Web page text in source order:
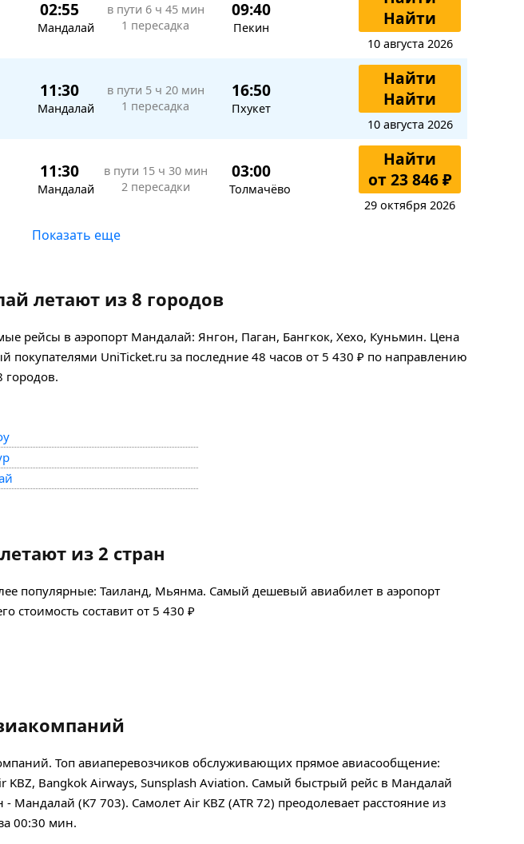
02:55
Мандалай
в пути 6 ч 45 мин
1 пересадка
09:40
Пекин
Найти
10 августа 2026
11:30
Мандалай
в пути 5 ч 20 мин
1 пересадка
16:50
Пхукет
Найти
Найти
10 августа 2026
11:30
Мандалай
в пути 15 ч 30 мин
2 пересадки
03:00
Толмачёво
Найти
от 23 846 ₽
29 октября 2026
Показать еще
летают из 8 городов
рейсы в аэропорт Мандалай: Янгон, Паган, Бангкок, Хехо, Куньмин. Цена
UniTicket.ru за последние 48 часов от 5 430 ₽ по направлению
городов.
из 2 стран
популярные: Таиланд, Мьянма. Самый дешевый авиабилет в аэропорт
составит от 5 430 ₽
Топ авиаперевозчиков обслуживающих прямое авиасообщение:
KBZ, Bangkok Airways, Sunsplash Aviation. Самый быстрый рейс в Мандалай
(K7 703). Самолет Air KBZ (ATR 72) преодолевает расстояние из
00:30 мин.